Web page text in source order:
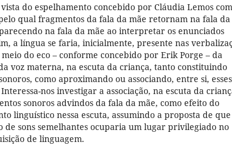
do espelhamento concebido por Cláudia Lemos
qual fragmentos da fala da mãe retornam na fala da
na fala da mãe ao interpretar os enunciados
a língua se faria, inicialmente, presente nas
do eco – conforme concebido por Erik Porge – da
voz materna, na escuta da criança, tanto constituindo
como aproximando ou associando, entre si, esses
nos investigar a associação, na escuta da
sonoros advindos da fala da mãe, como efeito do
linguístico nessa escuta, assumindo a proposta de
de sons semelhantes ocuparia um lugar privilegiado no
de linguagem.